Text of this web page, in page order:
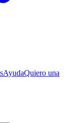
AyudaQuiero una